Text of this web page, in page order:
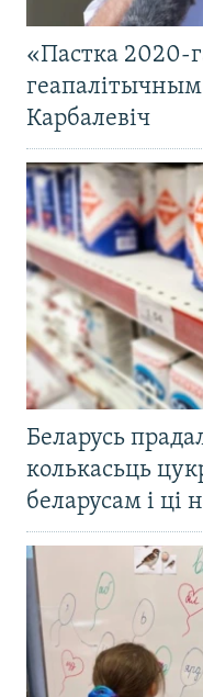
«Пастка 2020-
Карбалевіч
Беларусь
колькасьць
беларусам і ці